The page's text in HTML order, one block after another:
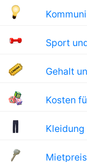
Sport
Gehalt
Kosten
Kleidung